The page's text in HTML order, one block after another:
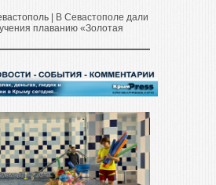
В Севастополе дали
плаванию «Золотая